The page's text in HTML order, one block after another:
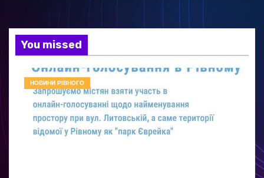
You missed
НОВИНИ РІВНОГО